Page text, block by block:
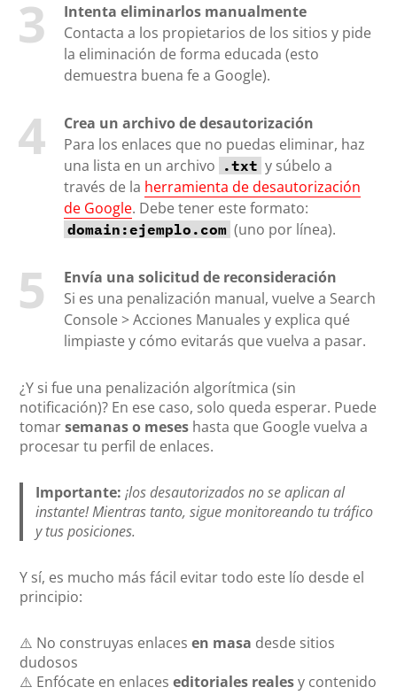
Intenta eliminarlos manualmente
Contacta a los propietarios de los sitios y pide
la eliminación de forma educada (esto
demuestra buena fe a Google).
Crea un archivo de desautorización
Para los enlaces que no puedas eliminar, haz
una lista en un archivo .txt y súbelo a
través de la herramienta de desautorización
de Google. Debe tener este formato:
domain:ejemplo.com (uno por línea).
Envía una solicitud de reconsideración
Si es una penalización manual, vuelve a Search
Console > Acciones Manuales y explica qué
limpiaste y cómo evitarás que vuelva a pasar.
¿Y si fue una penalización algorítmica (sin
notificación)? En ese caso, solo queda esperar. Puede
tomarsemanas o meses hasta que Google vuelva a
procesar tu perfil de enlaces.
Importante: ¡los desautorizados no se aplican al
instante! Mientras tanto, sigue monitoreando tu tráfico
y tus posiciones.
Y sí, es mucho más fácil evitar todo este lío desde el
principio:
⚠️ No construyas enlacesen masa desde sitios
dudosos
⚠️ Enfócate en enlaceseditoriales realesy contenido